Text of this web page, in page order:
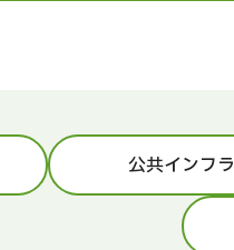
公共インフラ